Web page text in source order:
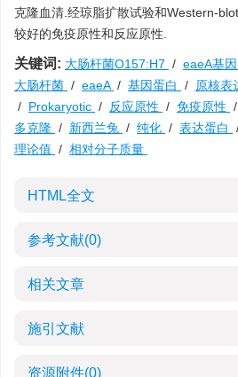
克隆血清.经琼脂扩散试验和Western-
较好的免疫原性和反应原性.
关键词: 大肠杆菌O157:H7 / eaeA基因
大肠杆菌 / eaeA / 基因蛋白 / 原核表
/ Prokaryotic / 反应原性 / 免疫原性 /
多克隆 / 新西兰兔 / 纯化 / 表达蛋白
理论值 / 相对分子质量
HTML全文
参考文献(0)
相关文章
施引文献
资源附件(0)